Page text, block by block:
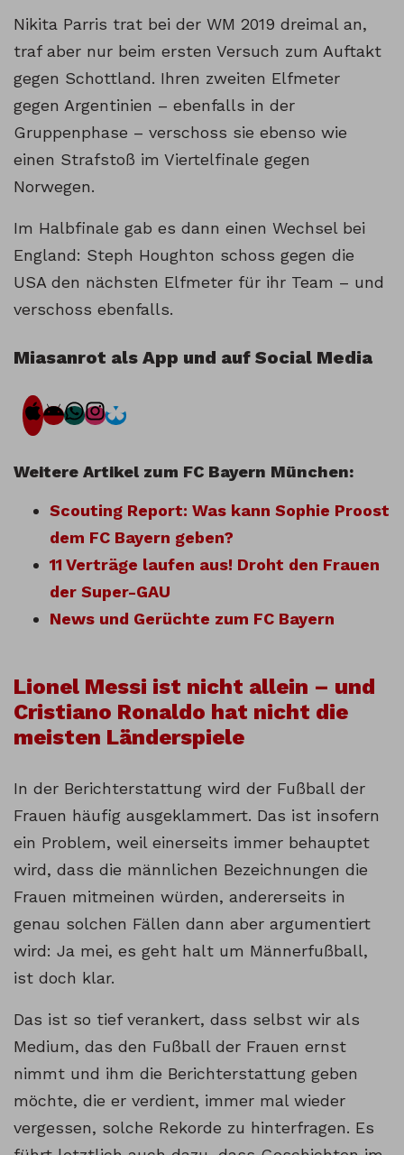
Nikita Parris trat bei der WM 2019 dreimal an,
traf aber nur beim ersten Versuch zum Auftakt
gegen Schottland. Ihren zweiten Elfmeter
gegen Argentinien – ebenfalls in der
Gruppenphase – verschoss sie ebenso wie
einen Strafstoß im Viertelfinale gegen
Norwegen.
Im Halbfinale gab es dann einen Wechsel bei
England: Steph Houghton schoss gegen die
USA den nächsten Elfmeter für ihr Team – und
verschoss ebenfalls.
Miasanrot als App und auf Social Media
Weitere Artikel zum FC Bayern München:
Scouting Report: Was kann Sophie Proost
dem FC Bayern geben?
11 Verträge laufen aus! Droht den Frauen
der Super-GAU
News und Gerüchte zum FC Bayern
Lionel Messi ist nicht allein – und
Cristiano Ronaldo hat nicht die
meisten Länderspiele
In der Berichterstattung wird der Fußball der
Frauen häufig ausgeklammert. Das ist insofern
ein Problem, weil einerseits immer behauptet
wird, dass die männlichen Bezeichnungen die
Frauen mitmeinen würden, andererseits in
genau solchen Fällen dann aber argumentiert
wird: Ja mei, es geht halt um Männerfußball,
ist doch klar.
Das ist so tief verankert, dass selbst wir als
Medium, das den Fußball der Frauen ernst
nimmt und ihm die Berichterstattung geben
möchte, die er verdient, immer mal wieder
vergessen, solche Rekorde zu hinterfragen. Es